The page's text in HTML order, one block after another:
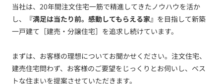
当社は、20年間注文住宅一筋で精進してきたノウハウを活か
し、
『満足は当たり前。感動してもらえる家』 を目指して新築
一戸建て［建売・分譲住宅］を追求し続けています。
まずは、お客様の理想についてお聞かせください。注文住宅、
建売住宅問わず、お客様のご要望をじっくりとお伺いし、ベス
トな住まいを提案させていただきます。